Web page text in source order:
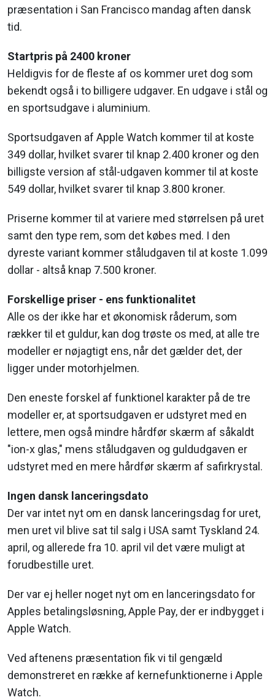
præsentation i San Francisco mandag aften dansk
tid.
Startpris på 2400 kroner
Heldigvis for de fleste af os kommer uret dog som
bekendt også i to billigere udgaver. En udgave i stål og
en sportsudgave i aluminium.
Sportsudgaven af Apple Watch kommer til at koste
349 dollar, hvilket svarer til knap 2.400 kroner og den
billigste version af stål-udgaven kommer til at koste
549 dollar, hvilket svarer til knap 3.800 kroner.
Priserne kommer til at variere med størrelsen på uret
samt den type rem, som det købes med. I den
dyreste variant kommer ståludgaven til at koste 1.099
dollar - altså knap 7.500 kroner.
Forskellige priser - ens funktionalitet
Alle os der ikke har et økonomisk råderum, som
rækker til et guldur, kan dog trøste os med, at alle tre
modeller er nøjagtigt ens, når det gælder det, der
ligger under motorhjelmen.
Den eneste forskel af funktionel karakter på de tre
modeller er, at sportsudgaven er udstyret med en
lettere, men også mindre hårdfør skærm af såkaldt
"ion-x glas," mens ståludgaven og guldudgaven er
udstyret med en mere hårdfør skærm af safirkrystal.
Ingen dansk lanceringsdato
Der var intet nyt om en dansk lanceringsdag for uret,
men uret vil blive sat til salg i USA samt Tyskland 24.
april, og allerede fra 10. april vil det være muligt at
forudbestille uret.
Der var ej heller noget nyt om en lanceringsdato for
Apples betalingsløsning, Apple Pay, der er indbygget i
Apple Watch.
Ved aftenens præsentation fik vi til gengæld
demonstreret en række af kernefunktionerne i Apple
Watch.